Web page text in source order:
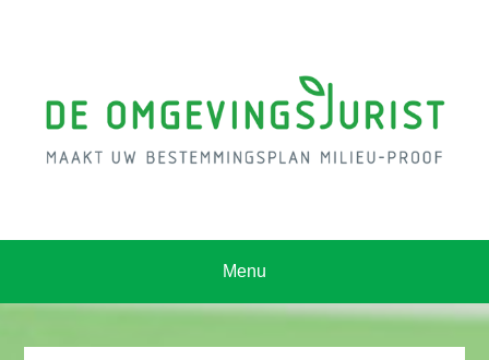
Menu